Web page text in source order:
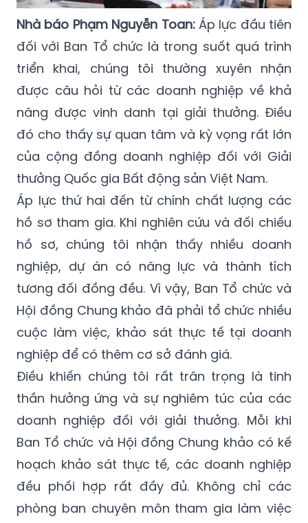
Nhà báo Phạm Nguyễn Toan: Áp lực đầu tiên
đối với Ban Tổ chức là trong suốt quá trình
triển khai, chúng tôi thường xuyên nhận
được câu hỏi từ các doanh nghiệp về khả
năng được vinh danh tại giải thưởng. Điều
đó cho thấy sự quan tâm và kỳ vọng rất lớn
của cộng đồng doanh nghiệp đối với Giải
thưởng Quốc gia Bất động sản Việt Nam.
Áp lực thứ hai đến từ chính chất lượng các
hồ sơ tham gia. Khi nghiên cứu và đối chiếu
hồ sơ, chúng tôi nhận thấy nhiều doanh
nghiệp, dự án có năng lực và thành tích
tương đối đồng đều. Vì vậy, Ban Tổ chức và
Hội đồng Chung khảo đã phải tổ chức nhiều
cuộc làm việc, khảo sát thực tế tại doanh
nghiệp để có thêm cơ sở đánh giá.
Điều khiến chúng tôi rất trân trọng là tinh
thần hưởng ứng và sự nghiêm túc của các
doanh nghiệp đối với giải thưởng. Mỗi khi
Ban Tổ chức và Hội đồng Chung khảo có kế
hoạch khảo sát thực tế, các doanh nghiệp
đều phối hợp rất đầy đủ. Không chỉ các
phòng ban chuyên môn tham gia làm việc